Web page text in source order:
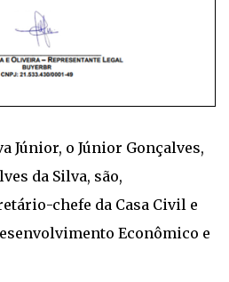
Júnior, o Júnior Gonçalves,
da Silva, são,
chefe da Casa Civil e
Econômico e